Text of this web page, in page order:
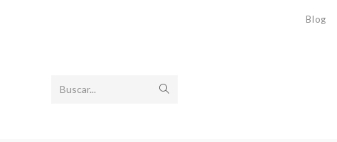
Blog
Buscar...